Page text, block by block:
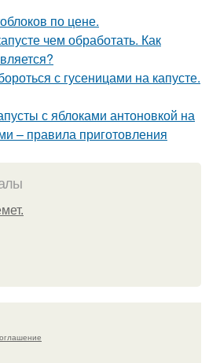
по цене.
чем обработать. Как
с гусеницами на капусте.
с яблоками антоновкой на
– правила приготовления